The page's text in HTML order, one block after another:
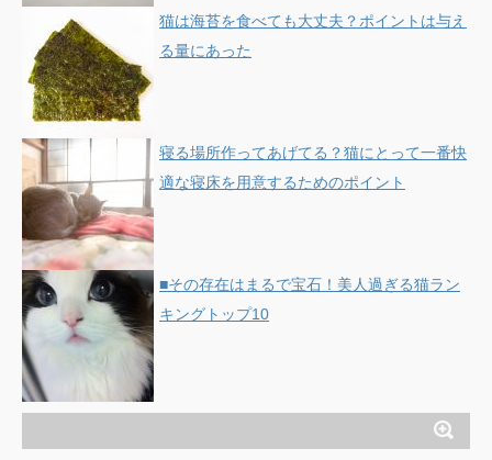
猫は海苔を食べても大丈夫？ポイントは与え
る量にあった
寝る場所作ってあげてる？猫にとって一番快
適な寝床を用意するためのポイント
■その存在はまるで宝石！美人過ぎる猫ラン
キングトップ10